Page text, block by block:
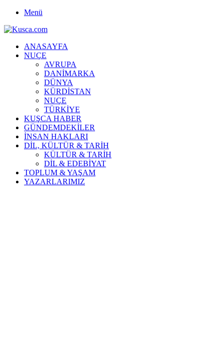
Menü
ANASAYFA
NUÇE
AVRUPA
DANİMARKA
DÜNYA
KÜRDİSTAN
NUÇE
TÜRKİYE
KUŞCA HABER
GÜNDEMDEKİLER
İNSAN HAKLARI
DİL, KÜLTÜR & TARİH
KÜLTÜR & TARİH
DİL & EDEBİYAT
TOPLUM & YAŞAM
YAZARLARIMIZ